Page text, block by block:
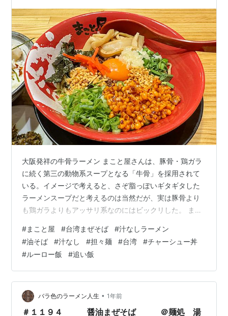
大阪発祥の牛骨ラーメン まこと屋さんは、豚骨・鶏ガラ
に続く第三の動物系スープとなる「牛骨」を採用されて
いる。イメージで考えると、さぞ脂っぽいギタギタした
ラーメンスープだと考えるのは当然だが、実は豚骨より
も鶏ガラよりもアッサリ系なのにはビックリした。 まこ
いるそうだ。台湾の人たちは、本邦初公開のメニューを
食べて、自分たちの国名が使われているラーメンに舌鼓
を打たれ、注文が続出した。逆に日本で開発された「台
湾まぜそば」が、台湾で爆発的な人気を呼んだため、台
湾でアレンジしたものをそっくり逆輸入となったよう
だ。 チェーン店がどんどん増えている傾向は、きっ…
#まこと屋 #台湾まぜそば #汁なしラーメン
#油そば #汁なし #担々麺 #台湾 #チャーシュー丼
#ルーロー飯 #追い飯
バラ色のラーメン人生 • 1年前
＃１１９４ 醤油まぜそば ＠麺処 湯